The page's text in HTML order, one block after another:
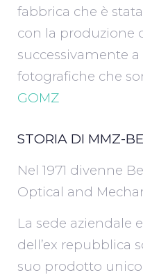
fabbrica che è
con la produzione
successivamente
fotografiche che
GOMZ
STORIA DI MMZ-
Nel 1971 divenne
Optical and
La sede aziendale
dell’ex repubblica
suo prodotto